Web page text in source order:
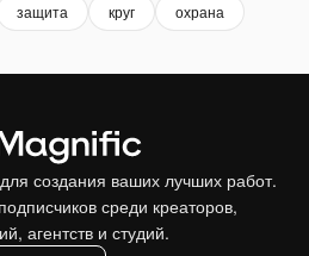
защита круг охрана
создания ваших лучших работ.
среди креаторов,
агентств и студий.